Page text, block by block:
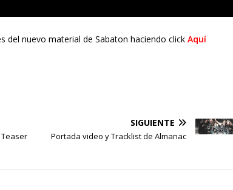
del nuevo material de Sabaton haciendo click Aquí
SIGUIENTE
Portada video y Tracklist de Almanac